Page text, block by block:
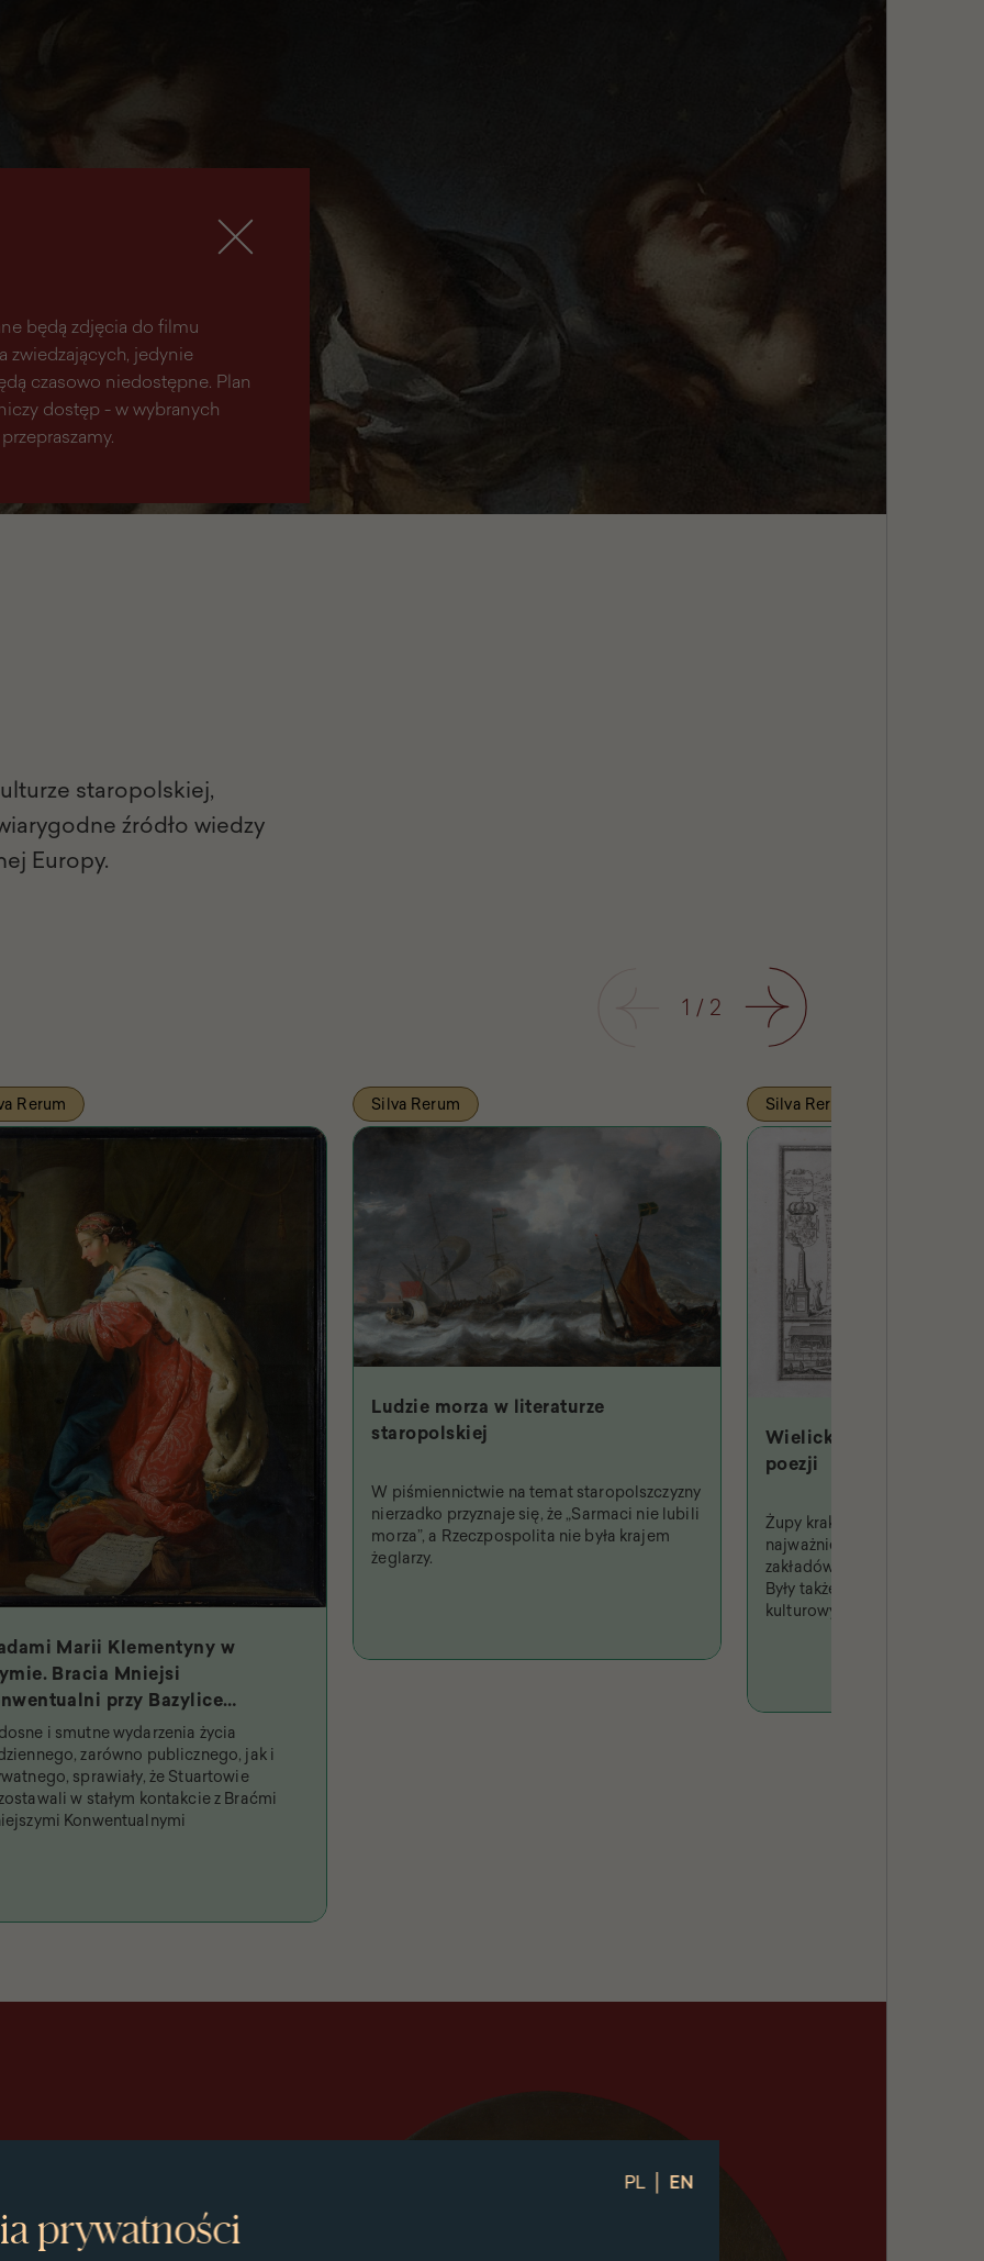
PL | EN
prywatności
będą zdjęcia do filmu
zwiedzających, jedynie
czasowo niedostępne. Plan
dostęp - w wybranych
staropolskiej,
źródło wiedzy
Europy.
1 / 2 Następny
Rerum
Marii Klementyny w
Bracia Mniejsi
przy Bazylice
Dwunastu Apostołów i
królowa
i smutne wydarzenia życia
zarówno publicznego, jak i
sprawiały, że Stuartowie
w stałym kontakcie z Braćmi
Konwentualnymi
Silva Rerum
Ludzie morza w literaturze
staropolskiej
W piśmiennictwie na temat staropolszczyzny
nierzadko przyznaje się, że „Sarmaci nie lubili
morza”, a Rzeczpospolita nie była krajem
żeglarzy.
Silva Rerum
Wielicki Hades w
poezji
Żupy krakowskie były jednym
najważniejszych i
zakładów produkcyjnych w
Były także fenomenem
kulturowym, niejednokrotnie